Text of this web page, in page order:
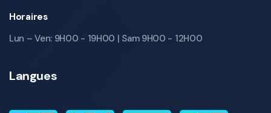
Horaires
Lun – Ven: 9H00 - 19H00 | Sam 9H00 - 12H00
Langues